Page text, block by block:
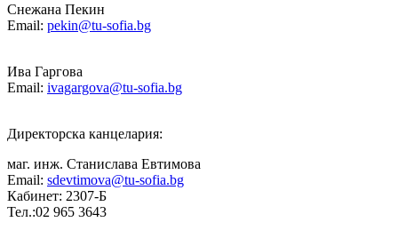
Снежана Пекин
Email: pekin@tu-sofia.bg
Ива Гаргова
Email: ivagargova@tu-sofia.bg
Директорска канцелария:
маг. инж. Станислава Евтимова
Email: sdevtimova@tu-sofia.bg
Кабинет: 2307-Б
Тел.:02 965 3643